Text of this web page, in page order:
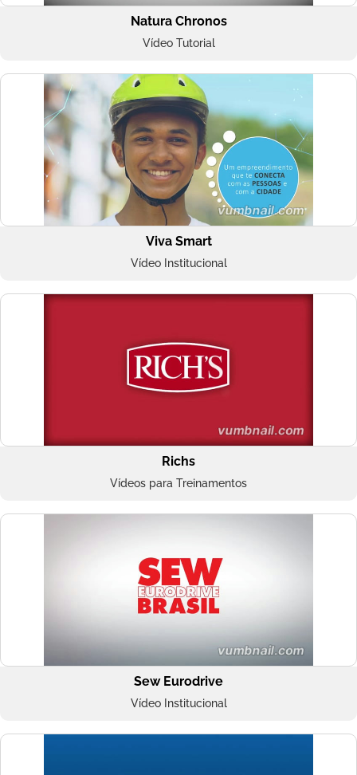
Natura Chronos
Vídeo Tutorial
Viva Smart
Vídeo Institucional
Richs
Vídeos para Treinamentos
Sew Eurodrive
Vídeo Institucional